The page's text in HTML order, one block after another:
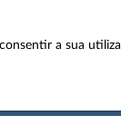
a sua